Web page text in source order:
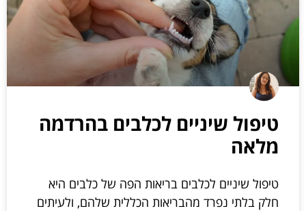
טיפול שיניים לכלבים בהרדמה
מלאה
טיפול שיניים לכלבים בריאות הפה של כלבים היא
חלק בלתי נפרד מהבריאות הכללית שלהם, ולעיתים